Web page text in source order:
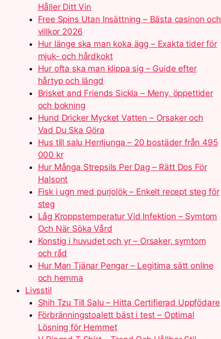
Håller Ditt Vin
Free Spins Utan Insättning – Bästa casinon och
villkor 2026
Hur länge ska man koka ägg – Exakta tider för
mjuk- och hårdkokt
Hur ofta ska man klippa sig – Guide efter
hårtyp och längd
Brisket and Friends Sickla – Meny, öppettider
och bokning
Hund Dricker Mycket Vatten – Orsaker och
Vad Du Ska Göra
Hus till salu Herrljunga – 20 bostäder från 495
000 kr
Hur Många Strepsils Per Dag – Rätt Dos För
Halsont
Fisk i ugn med purjolök – Enkelt recept steg för
steg
Låg Kroppstemperatur Vid Infektion – Symtom
Och När Söka Vård
Konstig i huvudet och yr – Orsaker, symtom
och råd
Hur Man Tjänar Pengar – Legitima sätt online
och hemma
Livsstil
Shih Tzu Till Salu – Hitta Certifierad Uppfödare
Förbränningstoalett bäst i test – Optimal
Lösning för Hemmet